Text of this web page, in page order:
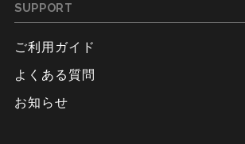
SUPPORT
ご利用ガイド
よくある質問
お知らせ